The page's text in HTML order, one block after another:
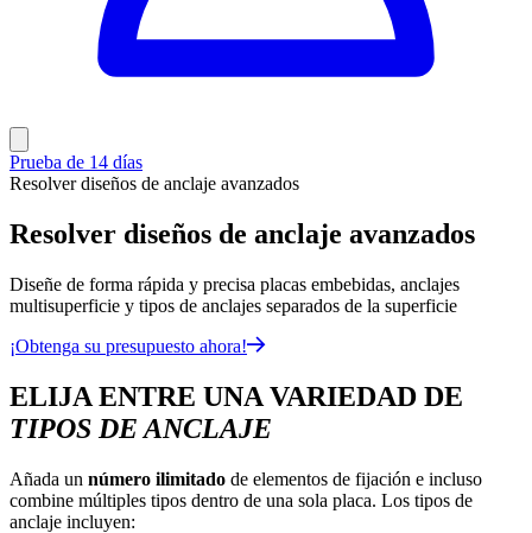
Prueba de 14 días
Resolver diseños de anclaje avanzados
Resolver diseños de anclaje avanzados
Diseñe de forma rápida y precisa placas embebidas, anclajes
multisuperficie y tipos de anclajes separados de la superficie
¡Obtenga su presupuesto ahora!
ELIJA ENTRE UNA VARIEDAD DE
TIPOS DE ANCLAJE
​Añada un número ilimitado de elementos de fijación e incluso
combine múltiples tipos dentro de una sola placa. Los tipos de
anclaje incluyen: